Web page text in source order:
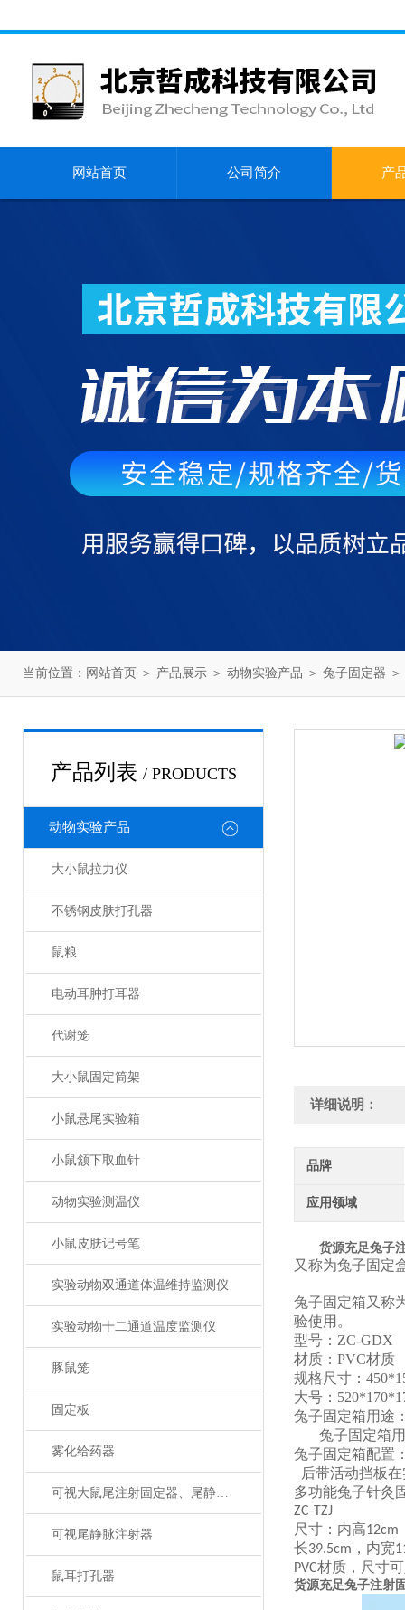
网站首页 公司简介 产
当前位置： 网站首页 ＞ 产品展示 ＞ 动物实验产品 ＞ 兔子固定器
产品列表 / PRODUCTS
动物实验产品
大小鼠拉力仪
不锈钢皮肤打孔器
鼠粮
电动耳肿打耳器
代谢笼
大小鼠固定筒架
小鼠悬尾实验箱
小鼠颔下取血针
动物实验测温仪
小鼠皮肤记号笔
实验动物双通道体温维持监测仪
实验动物十二通道温度监测仪
豚鼠笼
固定板
雾化给药器
可视大鼠尾注射固定器、尾静脉注射
可视尾静脉注射器
鼠耳打孔器
详细说明：
品牌
应用领域
货源充足兔子
又称为兔子固定
兔子固定箱又称
验使用。
型号： ZC-GDX
材质： PVC材质
规格尺寸 ：
大号：
兔子固定箱用途
兔子固定箱
兔子固定箱配置
后带活动挡板
多功能兔子针灸
ZC-TZJ
尺寸：内高12cm
长39.5cm ，内宽
PVC材质，尺寸
货源充足兔子注射